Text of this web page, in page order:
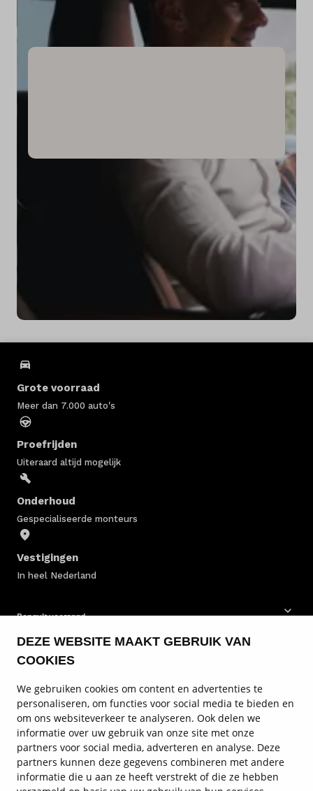
DEZE WEBSITE MAAKT GEBRUIK VAN
COOKIES
We gebruiken cookies om content en advertenties te
personaliseren, om functies voor social media te bieden en
om ons websiteverkeer te analyseren. Ook delen we
informatie over uw gebruik van onze site met onze
partners voor social media, adverteren en analyse. Deze
partners kunnen deze gegevens combineren met andere
informatie die u aan ze heeft verstrekt of die ze hebben
Grote voorraad
Meer dan 7.000 auto's
Proefrijden
Uiteraard altijd mogelijk
Onderhoud
Gespecialiseerde monteurs
Vestigingen
In heel Nederland
Renault voorraad
Renault bedrijfswagens
Renault onderhoud
Renault diensten
Service en contact